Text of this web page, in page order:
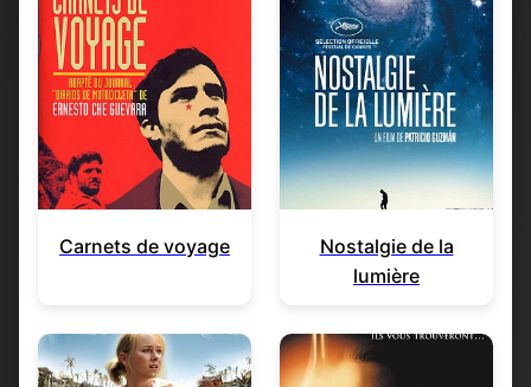
Carnets de voyage
Nostalgie de la
lumière